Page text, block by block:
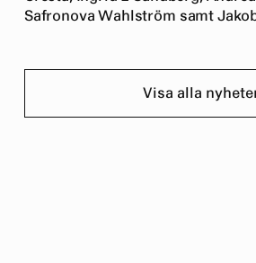
Safronova Wahlström samt
Visa alla